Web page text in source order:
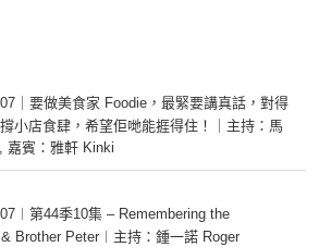
07｜要做美食家 Foodie，最緊要講真話，對得
小店食肆，希望佢哋能捱得住！｜主持：馬
嘉賓：雅軒 Kinki
第44季10集 – Remembering the
Brother Peter︱主持：鍾一諾 Roger